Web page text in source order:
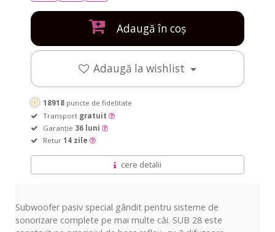
Adaugă în coș
Adaugă la wishlist
18918 puncte de fidelitate
Transport gratuit
Garanție 36 luni
Retur 14 zile
cere detalii
Subwoofer pasiv special gândit pentru sisteme de
sonorizare complete pe mai multe căi. SUB 28 este